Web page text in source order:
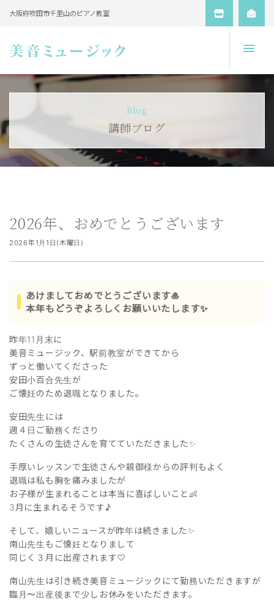
大阪府吹田市千里山のピアノ教室
Blog
講師ブログ
2026年、おめでとうございます
2026年1月1日(木曜日)
あけましておめでとうございます🎍
本年もどうぞよろしくお願いいたします✨
昨年11月末に
美音ミュージック、駅前教室ができてから
ずっと働いてくださった
安田小百合先生が
ご懐妊のため退職となりました。
安田先生には
週４日ご勤務くださり
たくさんの生徒さんを育てていただきました✨
手厚いレッスンで生徒さんや親御様からの評判もよく
退職は私も胸を痛みましたが
お子様が生まれることは本当に喜ばしいこと👶
3月に生まれるそうです♪
そして、嬉しいニュースが昨年は続きました✨
南山先生もご懐妊となりまして
同じく３月に出産されます♡
南山先生は引き続き美音ミュージックにて勤務いただきますが
臨月〜出産後まで少しお休みをいただきます。